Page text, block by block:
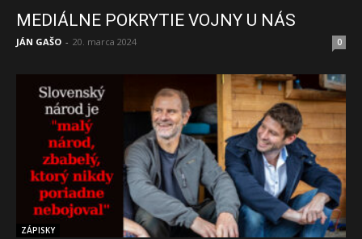
MEDIÁLNE POKRYTIE VOJNY U NÁS
JÁN GAŠO - 20. marca 2024 0
ZÁPISKY